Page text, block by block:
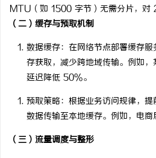
MTU（如 1500 字节）无需分片，对
（二）缓存与预取机制
数据缓存：在网络节点部署缓存
存获取，减少跨地域传输。例如
延迟降低 50%。
预取策略：根据业务访问规律，
数据传输至本地缓存。例如，电
（三）流量调度与整形